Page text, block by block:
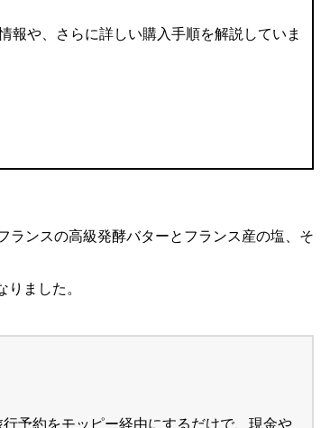
報や、さらに詳しい購入手順を解説していま
ランスの高級発酵バターとフランス産の塩、そ
ました。
予約をモッピー経由にするだけで、現金や